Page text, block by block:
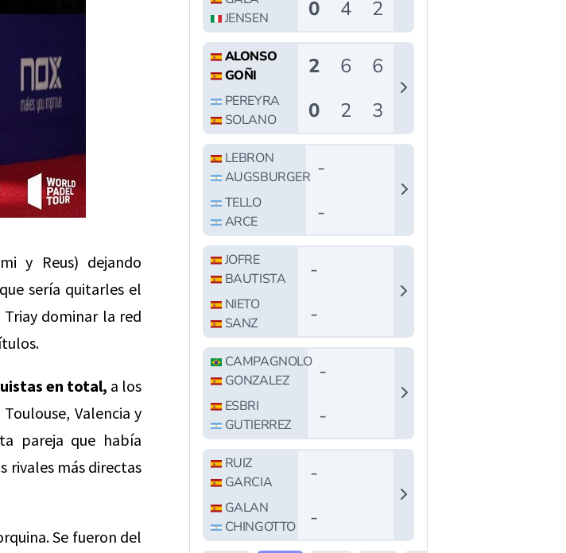
y Reus) dejando
sería quitarles el
dominar la red
en total, a los
Valencia y
pareja que había
rivales más directas
Se fueron del